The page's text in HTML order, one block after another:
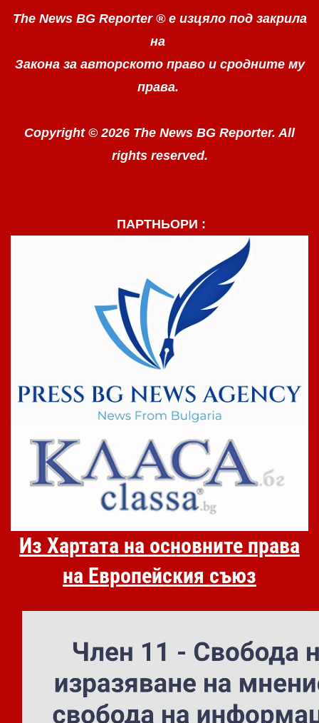
The News BG Reporter ® е изцяло под закрила
на
Закона за авторското право и сродните му
права.
Copyright © 2026 The News BG Reporter. All
rights reserved.
ПАРТНЬОРИ :
Из Хартата на основните права
на Европейския съюз